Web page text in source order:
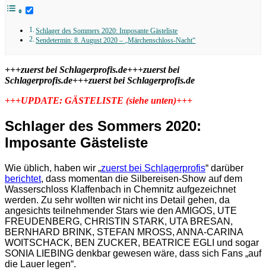
Schlager des Sommers 2020: Imposante Gästeliste
Sendetermin: 8. August 2020 – „Märchenschloss-Nacht“
+++zuerst bei Schlagerprofis.de+++zuerst bei
Schlagerprofis.de+++zuerst bei Schlagerprofis.de
+++UPDATE: GÄSTELISTE (siehe unten)+++
Schlager des Sommers 2020:
Imposante Gästeliste
Wie üblich, haben wir „zuerst bei Schlagerprofis“ darüber
berichtet, dass momentan die Silbereisen-Show auf dem
Wasserschloss Klaffenbach in Chemnitz aufgezeichnet
werden. Zu sehr wollten wir nicht ins Detail gehen, da
angesichts teilnehmender Stars wie den AMIGOS, UTE
FREUDENBERG, CHRISTIN STARK, UTA BRESAN,
BERNHARD BRINK, STEFAN MROSS, ANNA-CARINA
WOITSCHACK, BEN ZUCKER, BEATRICE EGLI und sogar
SONIA LIEBING denkbar gewesen wäre, dass sich Fans „auf
die Lauer legen“.